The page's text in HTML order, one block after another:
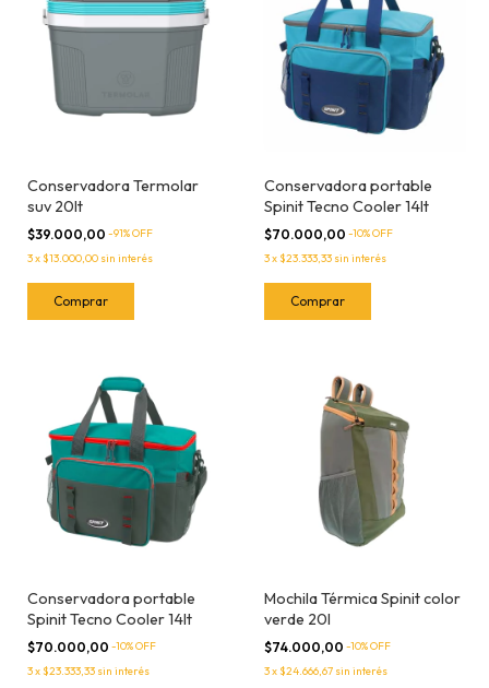
Conservadora Termolar
suv 20lt
$39.000,00 -91% OFF
3x$13.000,00 sin interés
Conservadora portable
Spinit Tecno Cooler 14lt
$70.000,00 -10% OFF
3x$23.333,33 sin interés
Conservadora portable
Spinit Tecno Cooler 14lt
$70.000,00 -10% OFF
3x$23.333,33 sin interés
Mochila Térmica Spinit color
verde 20l
$74.000,00 -10% OFF
3x$24.666,67 sin interés